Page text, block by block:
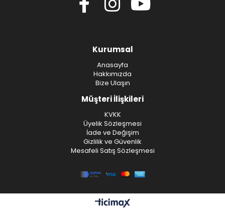
Kurumsal
Anasayfa
Hakkımızda
Bize Ulaşın
Müşteri İlişkileri
KVKK
Üyelik Sözleşmesi
İade ve Değişim
Gizlilik ve Güvenlik
Mesafeli Satış Sözleşmesi